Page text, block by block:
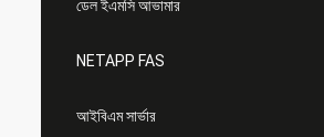
ডেল ইএমসি আভামার
NETAPP FAS
আইবিএম সার্ভার